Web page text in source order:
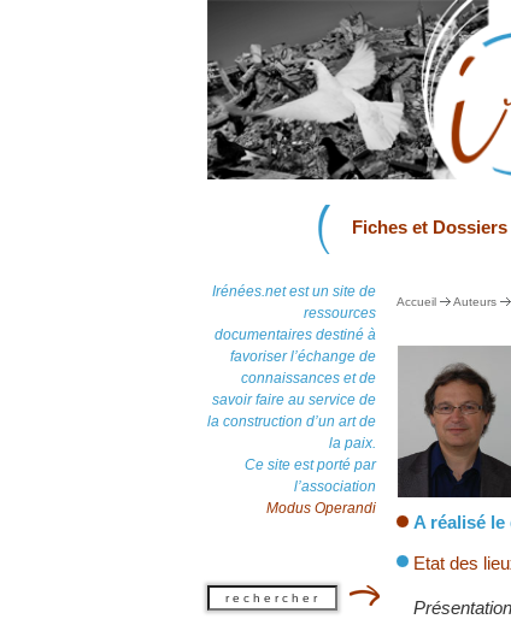
Fiches et Dossiers
Irénées.net est un site de
ressources
documentaires destiné à
favoriser l’échange de
connaissances et de
savoir faire au service de
la construction d’un art de
la paix.
Ce site est porté par
l’association
Modus Operandi
Accueil Auteurs
A réalisé le
Etat des